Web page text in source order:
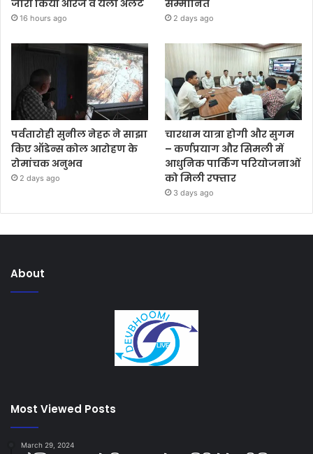
जारी किया ऑरेंज व येलो अलर्ट
16 hours ago
सम्मानित
2 days ago
पर्वतारोही सुनील नेहरू ने साझा
किए ऑडेन्स कोल आरोहण के
रोमांचक अनुभव
2 days ago
चारधाम यात्रा होगी और सुगम
– कर्णप्रयाग और सिमली में
आधुनिक पार्किंग परियोजनाओं
को मिली रफ्तार
3 days ago
About
Most Viewed Posts
March 29, 2024